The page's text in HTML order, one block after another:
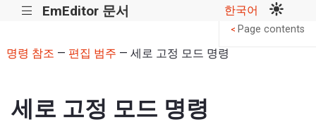
||| EmEditor 문서 한국어
명령 참조 — 편집 범주 — 세로 고정 모드 명령
세로 고정 모드 명령
< Page contents